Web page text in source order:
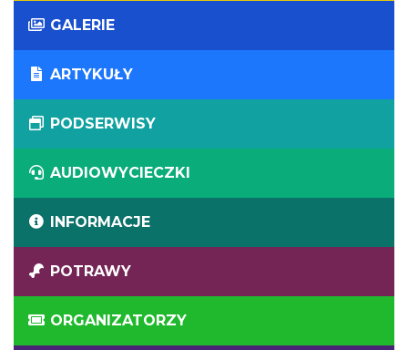
GALERIE
ARTYKUŁY
PODSERWISY
AUDIOWYCIECZKI
INFORMACJE
POTRAWY
ORGANIZATORZY